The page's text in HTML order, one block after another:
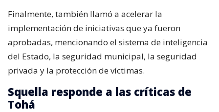
Finalmente, también llamó a acelerar la
implementación de iniciativas que ya fueron
aprobadas, mencionando el sistema de inteligencia
del Estado, la seguridad municipal, la seguridad
privada y la protección de víctimas.
Squella responde a las críticas de
Tohá